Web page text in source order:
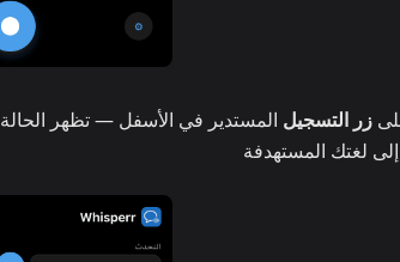
زر التسجيل المستدير في الأسفل — تظهر الحالة
لغتك المستهدفة